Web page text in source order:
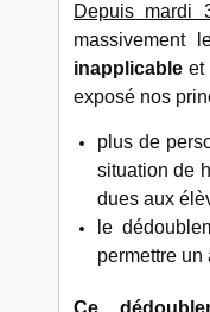
Depuis mardi
massivement
inapplicable et
exposé nos
plus de
situation de
dues aux
le
permettre
Ce